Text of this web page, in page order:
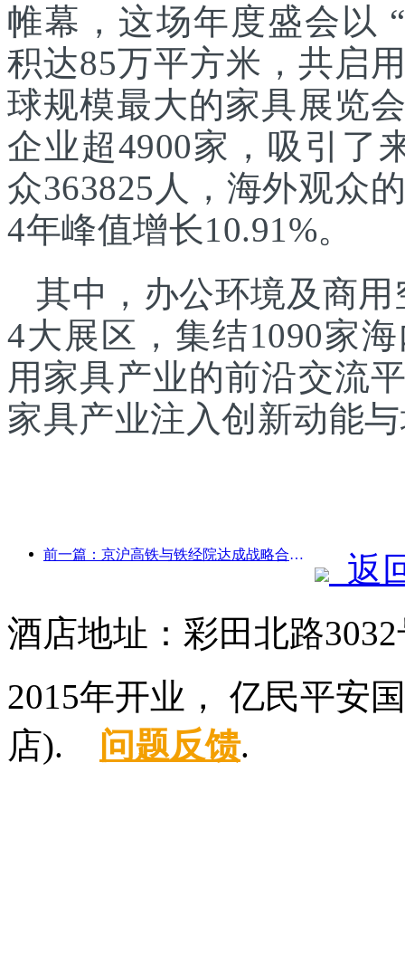
帷幕，这场年度盛会以
积达85万平方米，共启
球规模最大的家具展览
企业超4900家，吸引了
众363825人，海外观众
4年峰值增长10.91%。
其中，办公环境及商
4大展区，集结1090家
用家具产业的前沿交流
家具产业注入创新动能
前一篇：京沪高铁与铁经院达成战略合作，共推高铁高质量发展
返
酒店地址：彩田北路
2015年开业， 亿民平安
店). 问题反馈.